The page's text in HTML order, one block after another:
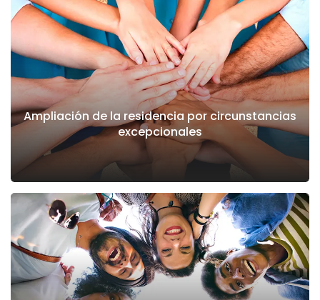
Ampliación de la residencia por circunstancias
excepcionales